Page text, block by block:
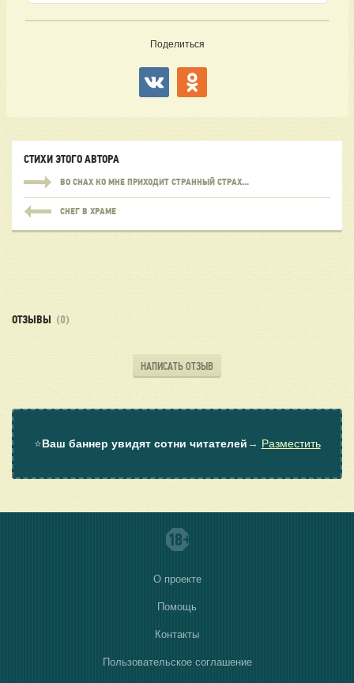
Поделиться
СТИХИ ЭТОГО АВТОРА
ВО СНАХ КО МНЕ ПРИХОДИТ СТРАННЫЙ СТРАХ...
СНЕГ В ХРАМЕ
ОТЗЫВЫ (0)
НАПИСАТЬ ОТЗЫВ
⭐Ваш баннер увидят сотни читателей → Разместить
О проекте
Помощь
Контакты
Пользовательское соглашение